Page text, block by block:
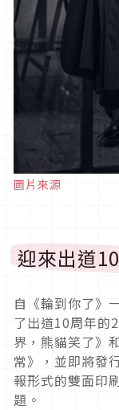
圖片來源
迎來出道
自《輪到你了》
了出道10周年的
界，熊貓笑了》
常》，並即將發
報形式的雙面印
題。